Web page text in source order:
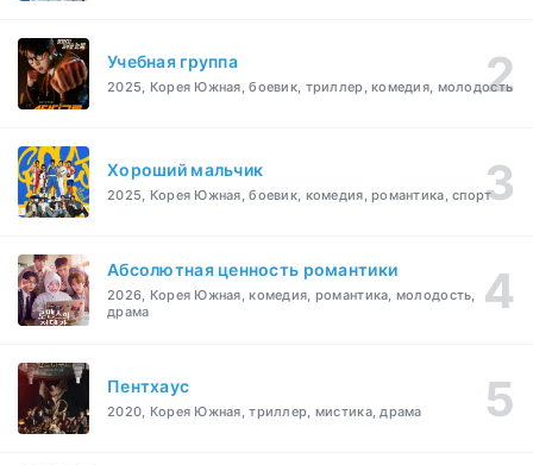
Учебная группа
2025, Корея Южная, боевик, триллер, комедия, молодость
Хороший мальчик
2025, Корея Южная, боевик, комедия, романтика, спорт
Абсолютная ценность романтики
2026, Корея Южная, комедия, романтика, молодость,
драма
Пентхаус
2020, Корея Южная, триллер, мистика, драма